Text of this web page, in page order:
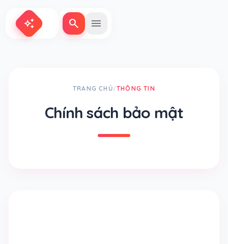
auto_awesome search menu
TRANG CHỦ/THÔNG TIN
Chính sách bảo mật